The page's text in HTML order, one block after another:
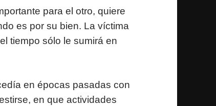
para el otro, quiere
es por su bien. La víctima
tiempo sólo le sumirá en
en épocas pasadas con
en que actividades